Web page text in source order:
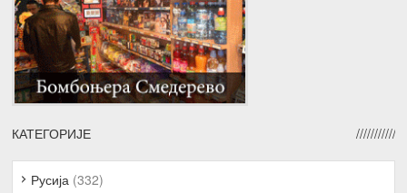
КАТЕГОРИЈЕ
Русија (332)